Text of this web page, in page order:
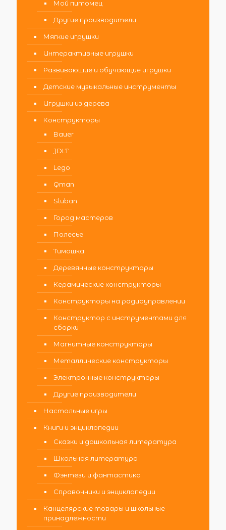
Мой питомец
Другие производители
Мягкие игрушки
Интерактивные игрушки
Развивающие и обучающие игрушки
Детские музыкальные инструменты
Игрушки из дерева
Конструкторы
Bauer
JDLT
Lego
Qman
Sluban
Город мастеров
Полесье
Тимошка
Деревянные конструкторы
Керамические конструкторы
Конструкторы на радиоуправлении
Конструктор с инструментами для
сборки
Магнитные конструкторы
Металлические конструкторы
Электронные конструкторы
Другие производители
Настольные игры
Книги и энциклопедии
Сказки и дошкольная литература
Школьная литература
Фэнтези и фантастика
Справочники и энциклопедии
Канцелярские товары и школьные
принадлежности